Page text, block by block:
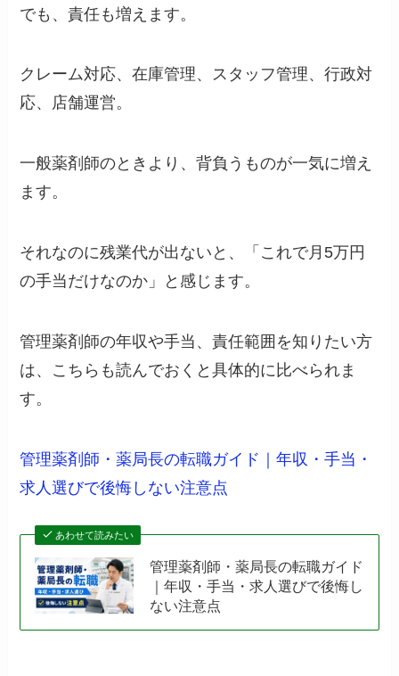
でも、責任も増えます。
クレーム対応、在庫管理、スタッフ管理、行政対
応、店舗運営。
一般薬剤師のときより、背負うものが一気に増え
ます。
それなのに残業代が出ないと、「これで月5万円
の手当だけなのか」と感じます。
管理薬剤師の年収や手当、責任範囲を知りたい方
は、こちらも読んでおくと具体的に比べられま
す。
管理薬剤師・薬局長の転職ガイド｜年収・手当・
求人選びで後悔しない注意点
あわせて読みたい
管理薬剤師・薬局長の転職ガイド
｜年収・手当・求人選びで後悔し
ない注意点